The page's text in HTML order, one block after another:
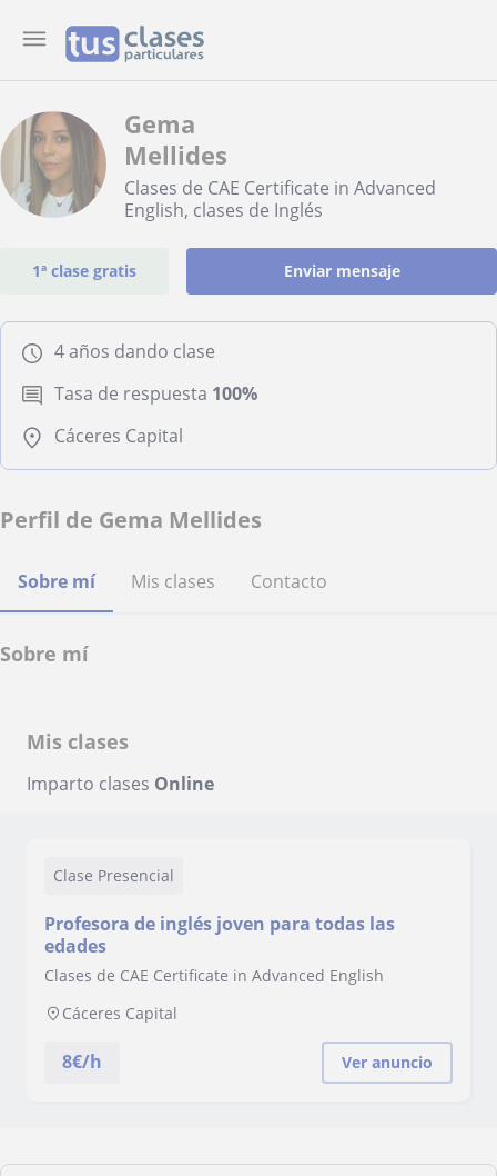
Gema
Mellides
Clases de CAE Certificate in Advanced
English, clases de Inglés
1ª clase gratis Enviar mensaje
4 años dando clase
Tasa de respuesta 100%
Cáceres Capital
Perfil de Gema Mellides
Sobre mí Mis clases Contacto
Sobre mí
Mis clases
Imparto clases Online
Clase Presencial
Profesora de inglés joven para todas las
edades
Clases de CAE Certificate in Advanced English
Cáceres Capital
8€/h Ver anuncio